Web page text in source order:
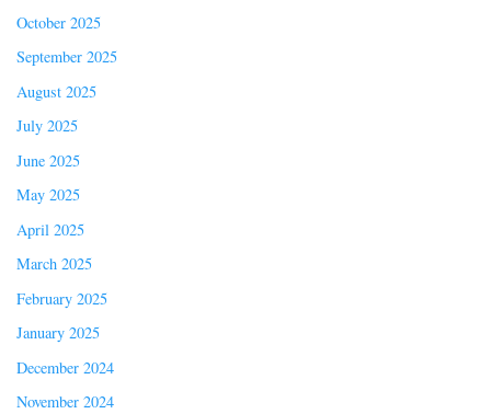
October 2025
September 2025
August 2025
July 2025
June 2025
May 2025
April 2025
March 2025
February 2025
January 2025
December 2024
November 2024